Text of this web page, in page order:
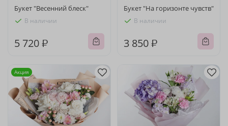
Букет "Весенний блеск"
В наличии
5 720 ₽
Букет "На горизонте чувств"
В наличии
3 850 ₽
Акция